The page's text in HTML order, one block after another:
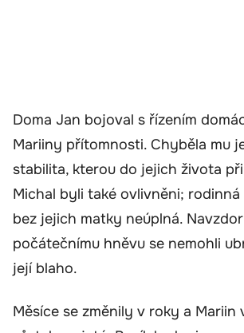
Doma Jan bojoval s řízením
Mariiny přítomnosti. Chyběla mu
stabilita, kterou do jejich života
Michal byli také ovlivněni;
bez jejich matky neúplná.
počátečnímu hněvu se nemohli
její blaho.
Měsíce se změnily v roky a Mariin